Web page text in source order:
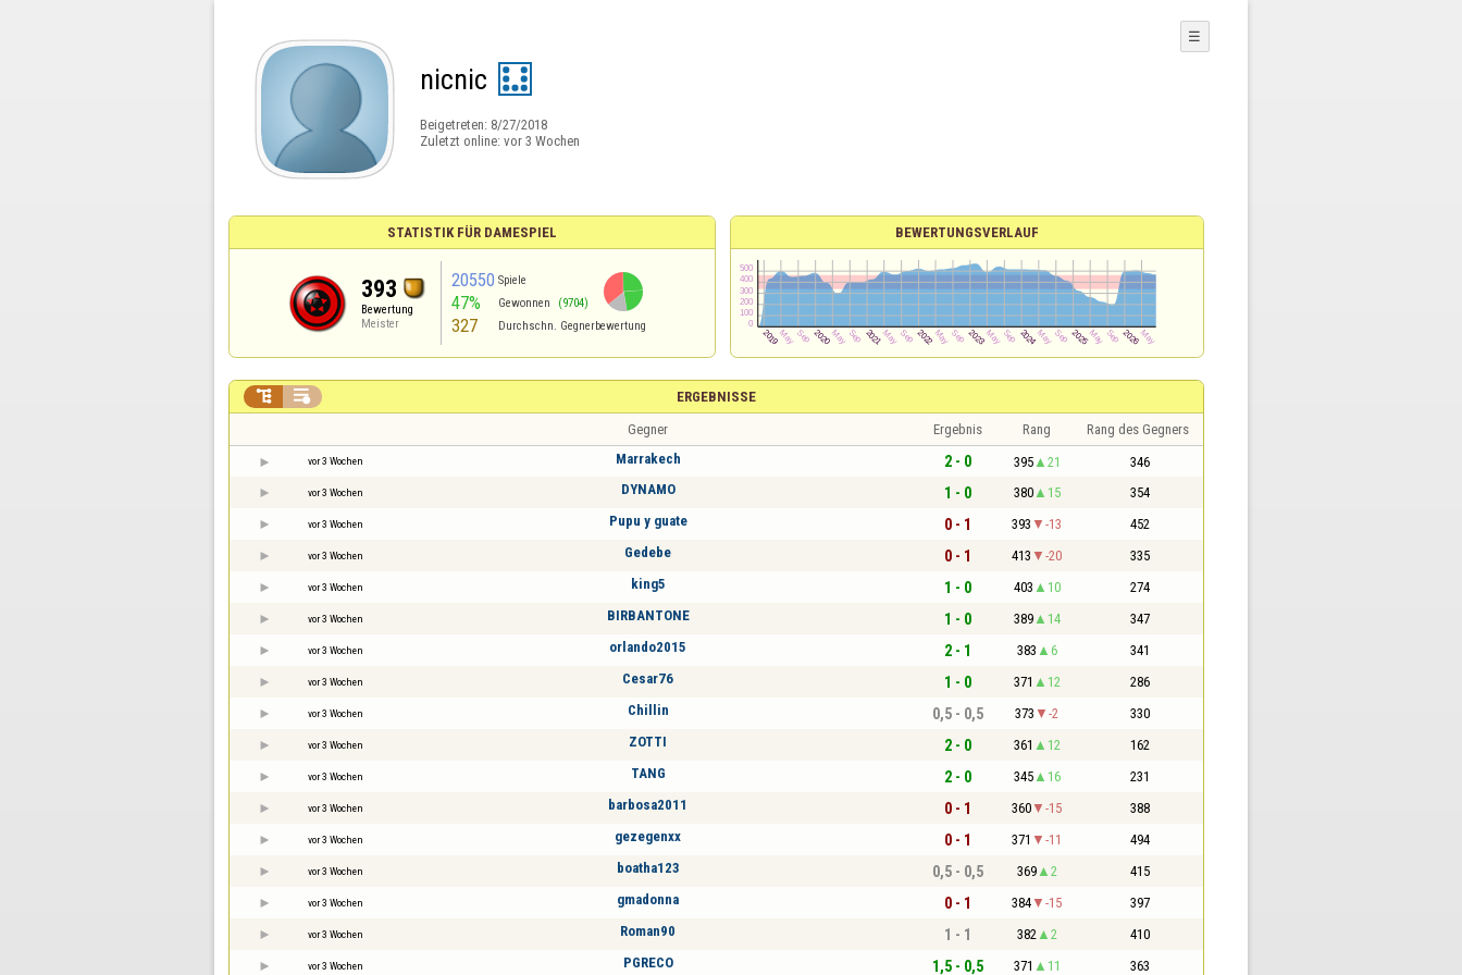
nicnic
Beigetreten: 8/27/2018
Zuletzt online: vor 3 Wochen
☰
STATISTIK FÜR DAMESPIEL
393
Bewertung
Meister
20550 Spiele
47% Gewonnen (9704)
327 Durchschn. Gegnerbewertung
BEWERTUNGSVERLAUF
ERGEBNISSE
 
Gegner Ergebnis Rang Rang des Gegners
vor 3 Wochen Marrakech 2 - 0 395 21 346
vor 3 Wochen DYNAMO 1 - 0 380 15 354
vor 3 Wochen Pupu y guate 0 - 1 393 -13 452
vor 3 Wochen Gedebe 0 - 1 413 -20 335
vor 3 Wochen king5 1 - 0 403 10 274
vor 3 Wochen BIRBANTONE 1 - 0 389 14 347
vor 3 Wochen orlando2015 2 - 1 383 6 341
vor 3 Wochen Cesar76 1 - 0 371 12 286
vor 3 Wochen Chillin 0,5 - 0,5 373 -2 330
vor 3 Wochen ZOTTI 2 - 0 361 12 162
vor 3 Wochen TANG 2 - 0 345 16 231
vor 3 Wochen barbosa2011 0 - 1 360 -15 388
vor 3 Wochen gezegenxx 0 - 1 371 -11 494
vor 3 Wochen boatha123 0,5 - 0,5 369 2 415
vor 3 Wochen gmadonna 0 - 1 384 -15 397
vor 3 Wochen Roman90 1 - 1 382 2 410
vor 3 Wochen PGRECO 1,5 - 0,5 371 11 363